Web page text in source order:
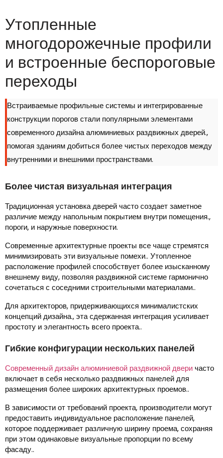
Утопленные
многодорожечные профили
и встроенные беспороговые
переходы
Встраиваемые профильные системы и интегрированные
конструкции порогов стали популярными элементами
современного дизайна алюминиевых раздвижных дверей.,
помогая зданиям добиться более чистых переходов между
внутренними и внешними пространствами.
Более чистая визуальная интеграция
Традиционная установка дверей часто создает заметное
различие между напольным покрытием внутри помещения.,
пороги, и наружные поверхности.
Современные архитектурные проекты все чаще стремятся
минимизировать эти визуальные помехи.. Утопленное
расположение профилей способствует более изысканному
внешнему виду, позволяя раздвижной системе гармонично
сочетаться с соседними строительными материалами..
Для архитекторов, придерживающихся минималистских
концепций дизайна., эта сдержанная интеграция усиливает
простоту и элегантность всего проекта..
Гибкие конфигурации нескольких панелей
Современный дизайн алюминиевой раздвижной дверичасто
включает в себя несколько раздвижных панелей для
размещения более широких архитектурных проемов..
В зависимости от требований проекта, производители могут
предоставить индивидуальное расположение панелей,
которое поддерживает различную ширину проема, сохраняя
при этом одинаковые визуальные пропорции по всему
фасаду..